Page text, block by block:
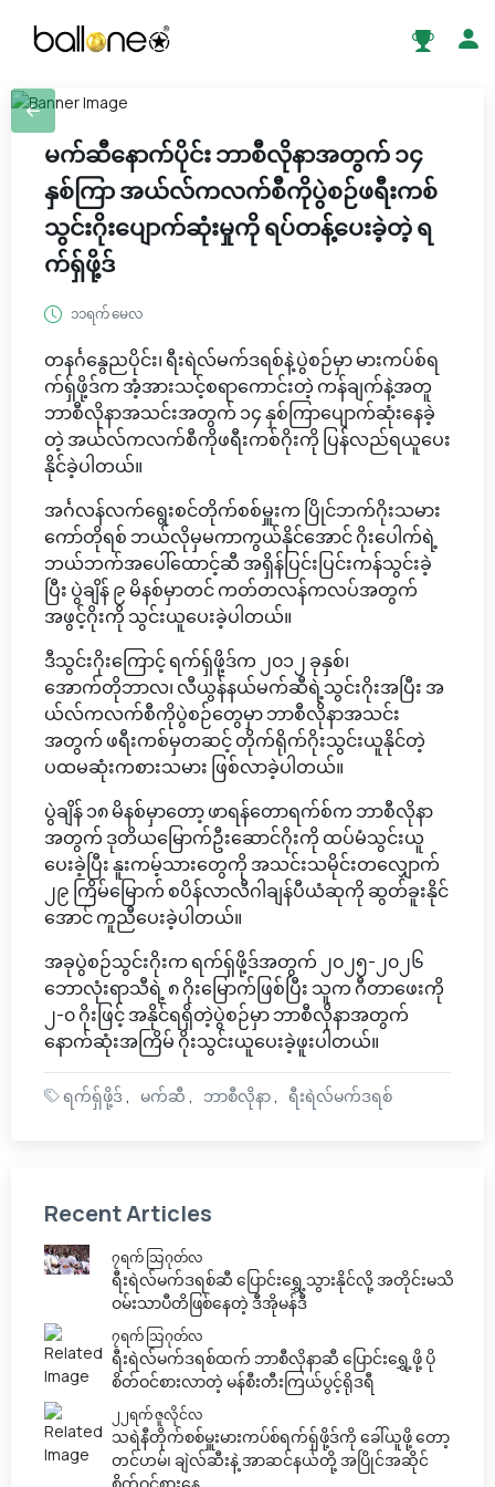
မက်ဆီနောက်ပိုင်း ဘာစီလိုနာအတွက် ၁၄
နှစ်ကြာ အယ်လ်ကလက်စီကိုပွဲစဉ်ဖရီးကစ်
သွင်းဂိုးပျောက်ဆုံးမှုကို ရပ်တန့်ပေးခဲ့တဲ့ ရ
က်ရှ်ဖို့ဒ်
၁၁ရက် မေလ
တနင်္ဂနွေညပိုင်း၊ ရီးရဲလ်မက်ဒရစ်နဲ့ပွဲစဉ်မှာ မားကပ်စ်ရ
က်ရှ်ဖို့ဒ်က အံ့အားသင့်စရာကောင်းတဲ့ ကန်ချက်နဲ့အတူ
ဘာစီလိုနာအသင်းအတွက် ၁၄ နှစ်ကြာပျောက်ဆုံးနေခဲ့
တဲ့ အယ်လ်ကလက်စီကိုဖရီးကစ်ဂိုးကို ပြန်လည်ရယူပေး
နိုင်ခဲ့ပါတယ်။
အင်္ဂလန်လက်ရွေးစင်တိုက်စစ်မှူးက ပြိုင်ဘက်ဂိုးသမား
ကော်တိုရစ် ဘယ်လိုမှမကာကွယ်နိုင်အောင် ဂိုးပေါက်ရဲ့
ဘယ်ဘက်အပေါ်ထောင့်ဆီ အရှိန်ပြင်းပြင်းကန်သွင်းခဲ့
ပြီး ပွဲချိန် ၉ မိနစ်မှာတင် ကတ်တလန်ကလပ်အတွက်
အဖွင့်ဂိုးကို သွင်းယူပေးခဲ့ပါတယ်။
ဒီသွင်းဂိုးကြောင့် ရက်ရှ်ဖို့ဒ်က ၂၀၁၂ ခုနှစ်၊
အောက်တိုဘာလ၊ လီယွန်နယ်မက်ဆီရဲ့သွင်းဂိုးအပြီး အ
ယ်လ်ကလက်စီကိုပွဲစဉ်တွေမှာ ဘာစီလိုနာအသင်း
အတွက် ဖရီးကစ်မှတဆင့် တိုက်ရိုက်ဂိုးသွင်းယူနိုင်တဲ့
ပထမဆုံးကစားသမား ဖြစ်လာခဲ့ပါတယ်။
ပွဲချိန် ၁၈ မိနစ်မှာတော့ ဖာရန်တောရက်စ်က ဘာစီလိုနာ
အတွက် ဒုတိယမြောက်ဦးဆောင်ဂိုးကို ထပ်မံသွင်းယူ
ပေးခဲ့ပြီး နူးကမ့်သားတွေကို အသင်းသမိုင်းတလျှောက်
၂၉ ကြိမ်မြောက် စပိန်လာလီဂါချန်ပီယံဆုကို ဆွတ်ခူးနိုင်
အောင် ကူညီပေးခဲ့ပါတယ်။
အခုပွဲစဉ်သွင်းဂိုးက ရက်ရှ်ဖို့ဒ်အတွက် ၂၀၂၅-၂၀၂၆
ဘောလုံးရာသီရဲ့ ၈ ဂိုးမြောက်ဖြစ်ပြီး သူက ဂီတာဖေးကို
၂-၀ ဂိုးဖြင့် အနိုင်ရရှိတဲ့ပွဲစဉ်မှာ ဘာစီလိုနာအတွက်
နောက်ဆုံးအကြိမ် ဂိုးသွင်းယူပေးခဲ့ဖူးပါတယ်။
ရက်ရှ်ဖို့ဒ် မက်ဆီ ဘာစီလိုနာ ရီးရဲလ်မက်ဒရစ်
Recent Articles
၇ရက် သြဂုတ်လ
ရီးရဲလ်မက်ဒရစ်ဆီ ပြောင်းရွှေ့သွားနိုင်လို့ အတိုင်းမသိ
ဝမ်းသာပီတိဖြစ်နေတဲ့ ဒီအိုမန်ဒီ
၇ရက် သြဂုတ်လ
ရီးရဲလ်မက်ဒရစ်ထက် ဘာစီလိုနာဆီ ပြောင်းရွှေ့ဖို့ ပို
စိတ်ဝင်စားလာတဲ့ မန်စီးတီးကြယ်ပွင့်ရိုဒရီ
၂၂ရက် ဇူလိုင်လ
သရဲနီတိုက်စစ်မှူးမားကပ်စ်ရက်ရှ်ဖို့ဒ်ကို ခေါ်ယူဖို့ တော့
တင်ဟမ်၊ ချဲလ်ဆီးနဲ့ အာဆင်နယ်တို့ အပြိုင်အဆိုင်